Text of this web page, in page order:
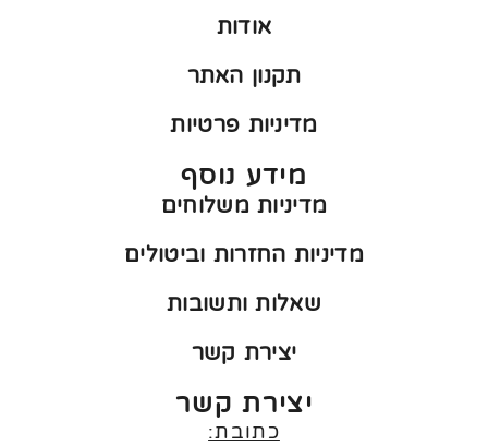
אודות
תקנון האתר
מדיניות פרטיות
מידע נוסף
מדיניות משלוחים
מדיניות החזרות וביטולים
שאלות ותשובות
יצירת קשר
יצירת קשר
כתובת: